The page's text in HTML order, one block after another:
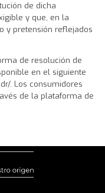
de dicha
y que, en la
y pretensión reflejados
de resolución de
en el siguiente
. Los consumidores
de la plataforma de